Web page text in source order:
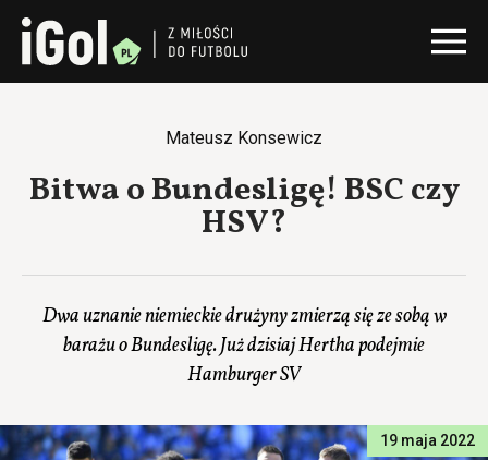
Mateusz Konsewicz
Bitwa o Bundesligę! BSC czy
HSV?
Dwa uznanie niemieckie drużyny zmierzą się ze sobą w
barażu o Bundesligę. Już dzisiaj Hertha podejmie
Hamburger SV
19 maja 2022